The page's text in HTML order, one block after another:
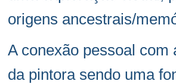
origens ancestrais/
A conexão pessoal
da pintora sendo uma